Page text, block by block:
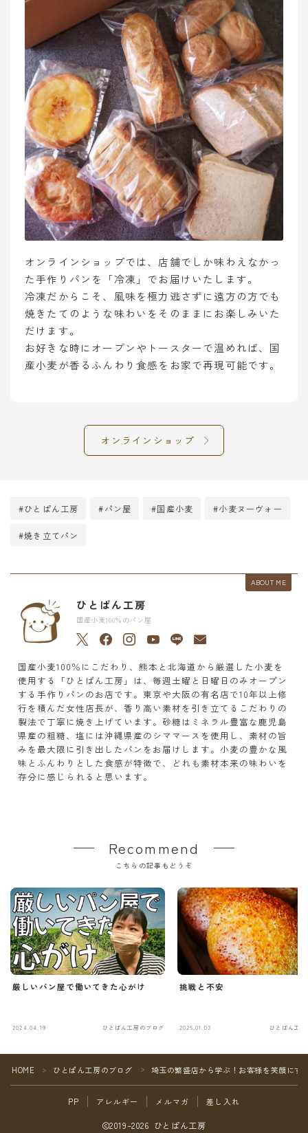
オンラインショップでは、店舗でしか味わえなかっ
た手作りパンを「冷凍」でお届けいたします。
冷凍だからこそ、風味を極力逃さずに遠方の方でも
焼きたてのような味わいをそのままにお楽しみいた
だけます。
お好きな時にオーブンやトースターで温めれば、国
産小麦が香るふんわり食感をお家で再現可能です。
オンラインショップ
#ひとぱん工房 #パン屋 #国産小麦 #小麦ヌーヴォー
#焼き立てパン
ABOUT ME
ひとぱん工房
国産小麦100％のパン屋
国産小麦100％にこだわり、熊本と北海道から厳選した小麦を
使用する「ひとぱん工房」は、毎週土曜と日曜日のみオープン
する手作りパンのお店です。東京や大阪の有名店で10年以上修
行を積んだ女性店長が、香り高い素材を引き立てるこだわりの
製法で丁寧に焼き上げています。砂糖はミネラル豊富な鹿児島
県産の粗糖、塩には沖縄県産のシママースを使用し、素材の旨
みを最大限に引き出したパンをお届けします。小麦の豊かな風
味とふんわりとした食感が特徴で、どれも素材本来の味わいを
存分に感じられると思います。
Recommend
こちらの記事もどうぞ
厳しいパン屋で働いてきた心がけ
2024.04.19 ひとぱん工房のブログ
挑戦と不安
2025.01.03 ひとぱん工
HOME ＞ ひとぱん工房のブログ ＞ 埼玉の繁盛店から学ぶ！お客様を笑顔にす
PP アレルギー メルマガ 差し入れ
2019–2026 ひとぱん工房